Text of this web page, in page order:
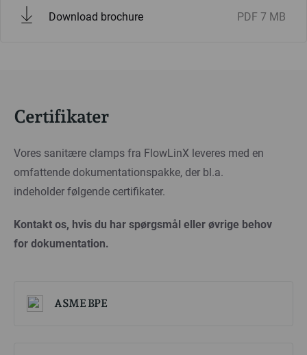
Download brochure PDF 7 MB
Certifikater
Vores sanitære clamps fra FlowLinX leveres med en
omfattende dokumentationspakke, der bl.a.
indeholder følgende certifikater.
Kontakt os, hvis du har spørgsmål eller øvrige behov
for dokumentation.
ASME BPE